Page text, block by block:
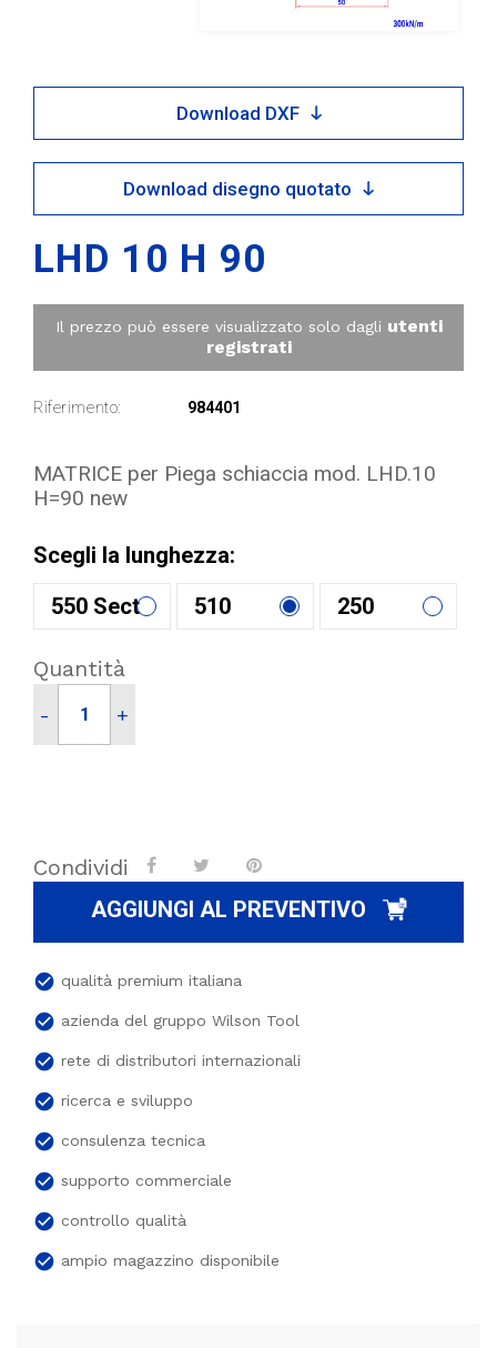
Download DXF
Download disegno quotato
LHD 10 H 90
Il prezzo può essere visualizzato solo dagli utenti
registrati
Riferimento: 984401
MATRICE per Piega schiaccia mod. LHD.10
H=90 new
Scegli la lunghezza:
550 Sect
510 250
Quantità
- +
Condividi
AGGIUNGI AL PREVENTIVO
check_circle qualità premium italiana
check_circle azienda del gruppo Wilson Tool
check_circle rete di distributori internazionali
check_circle ricerca e sviluppo
check_circle consulenza tecnica
check_circle supporto commerciale
check_circle controllo qualità
check_circle ampio magazzino disponibile